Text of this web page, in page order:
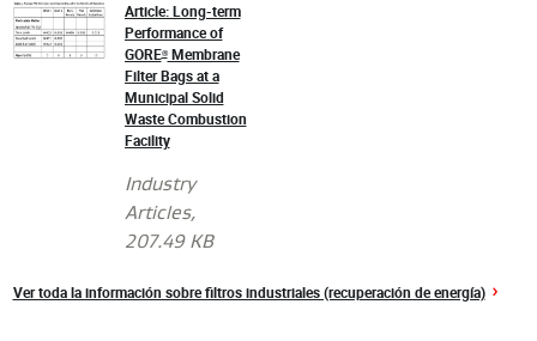
Article: Long-term
Performance of
GORE®Membrane
Filter Bags at a
Municipal Solid
Waste Combustion
Facility
Industry
Articles,
207.49 KB
Ver toda la información sobre filtros industriales (recuperación de energía)